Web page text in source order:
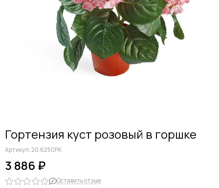
Ранункулюсы
Гладиолусы
Другие цветы
Космеи, ромашки
Гортензия куст розовый в горшке
Артикул:20.6250PK
3 886 ₽
Оставить отзыв